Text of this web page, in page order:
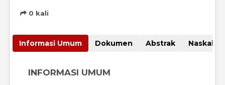
0 kali
Informasi Umum Dokumen Abstrak
INFORMASI UMUM